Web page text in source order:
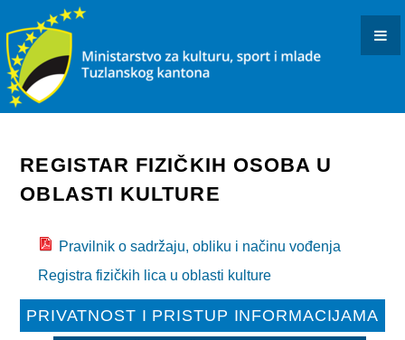
REGISTAR FIZIČKIH OSOBA U
OBLASTI KULTURE
Pravilnik o sadržaju, obliku i načinu vođenja
Registra fizičkih lica u oblasti kulture
PRIVATNOST I PRISTUP INFORMACIJAMA
KONKURSI I JAVNI POZIVI
OBAVJEŠTENJA I REZULTATI
KULTURA
USTANOVE I PREDUZEĆA KULTURE U RESORNOJ
DOKUMENTI
ARHIVISTIČKI ISPIT